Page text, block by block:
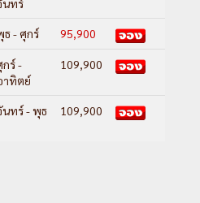
นทร์
ธ - ศุกร์ 95,900
กร์ -
าทิตย์
109,900
นทร์ - พุธ 109,900